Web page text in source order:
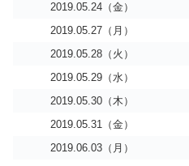
2019.05.24（金）
2019.05.27（月）
2019.05.28（火）
2019.05.29（水）
2019.05.30（木）
2019.05.31（金）
2019.06.03（月）